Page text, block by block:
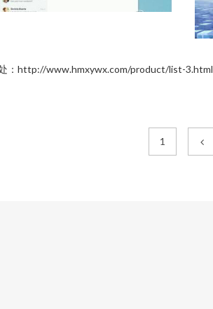
：http://www.hmxywx.com/product/list-3.html
1